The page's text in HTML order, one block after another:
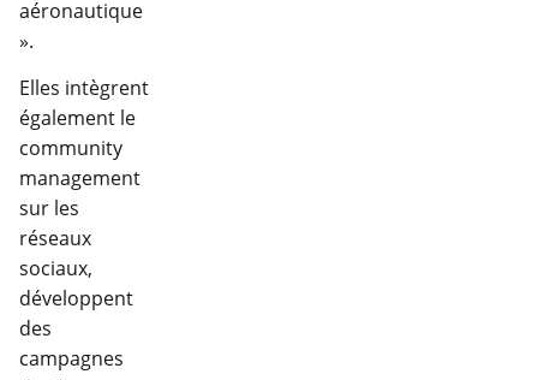
aéronautique
».
Elles intègrent
également le
community
management
sur les
réseaux
sociaux,
développent
des
campagnes